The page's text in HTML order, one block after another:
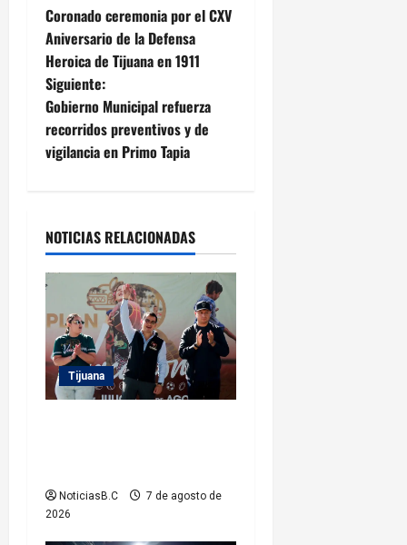
a
v
e
g
a
i
ó
n
d
e
t
Coronado ceremonia por el CXV
Aniversario de la Defensa
Heroica de Tijuana en 1911
Siguiente:
Gobierno Municipal refuerza
recorridos preventivos y de
vigilancia en Primo Tapia
NOTICIAS RELACIONADAS
Tijuana
NoticiasB.C
7 de agosto de
2026